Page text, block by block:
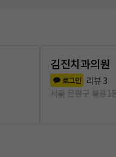
김진치과의원
로그인 리뷰 3
서울 은평구 불광1